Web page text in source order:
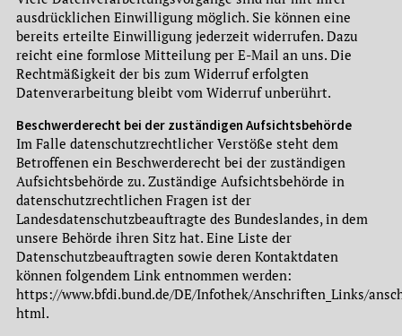
ausdrücklichen Einwilligung möglich. Sie können eine
bereits erteilte Einwilligung jederzeit widerrufen. Dazu
reicht eine formlose Mitteilung per E-Mail an uns. Die
Rechtmäßigkeit der bis zum Widerruf erfolgten
Datenverarbeitung bleibt vom Widerruf unberührt.
Beschwerderecht bei der zuständigen Aufsichtsbehörde
Im Falle datenschutzrechtlicher Verstöße steht dem
Betroffenen ein Beschwerderecht bei der zuständigen
Aufsichtsbehörde zu. Zuständige Aufsichtsbehörde in
datenschutzrechtlichen Fragen ist der
Landesdatenschutzbeauftragte des Bundeslandes, in dem
unsere Behörde ihren Sitz hat. Eine Liste der
Datenschutzbeauftragten sowie deren Kontaktdaten
können folgendem Link entnommen werden:
https://www.bfdi.bund.de/DE/Infothek/Anschriften_Links/
html.